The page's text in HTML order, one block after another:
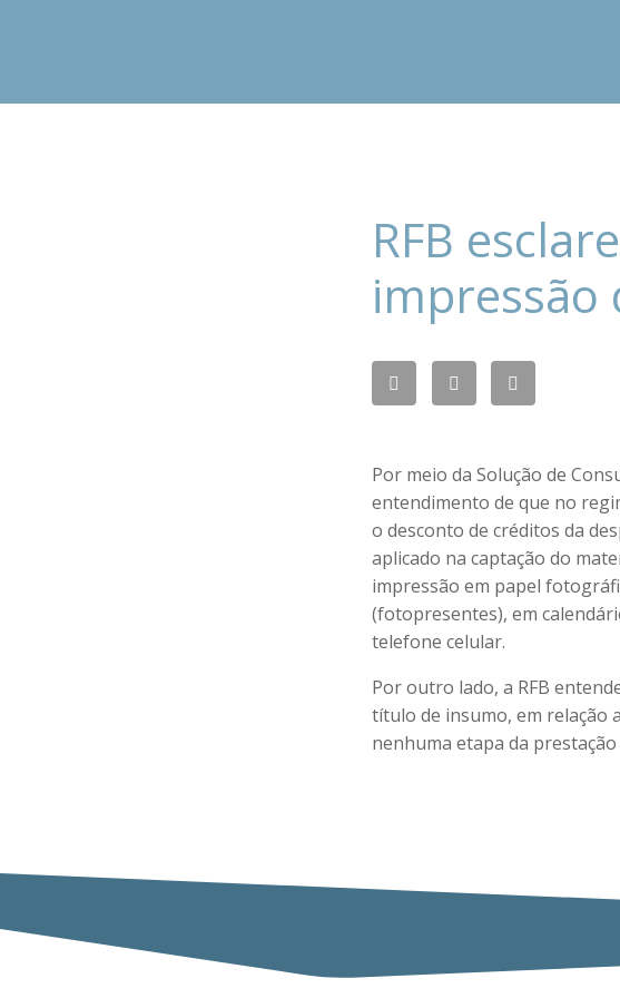
RFB
impressão
Por meio da Solução de
entendimento de que no
o desconto de créditos da
aplicado na captação do
impressão em papel
(fotopresentes), em
telefone celular.
Por outro lado, a RFB
título de insumo, em relação
nenhuma etapa da